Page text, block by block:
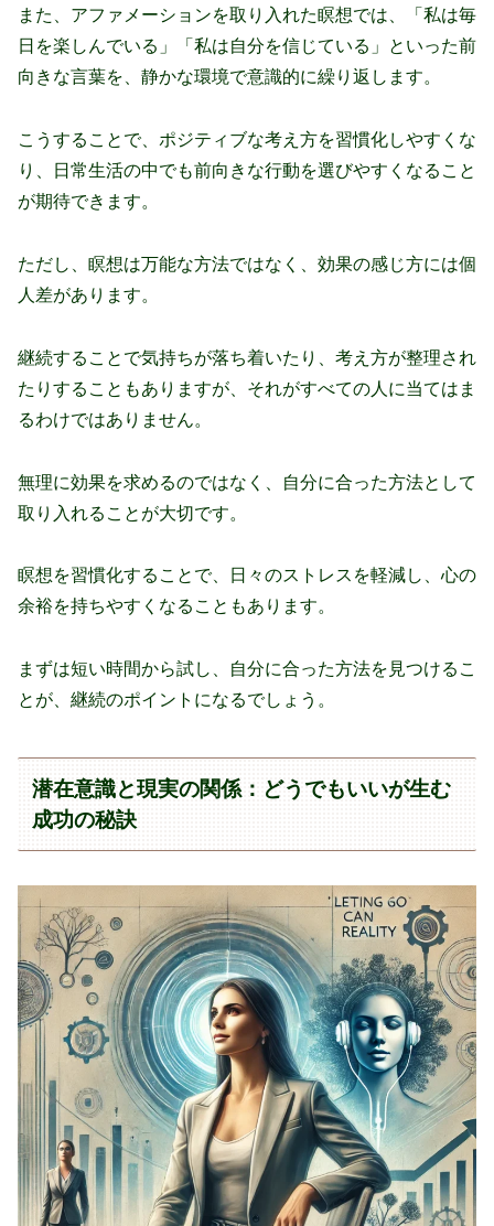
また、アファメーションを取り入れた瞑想では、「私は毎
日を楽しんでいる」「私は自分を信じている」といった前
向きな言葉を、静かな環境で意識的に繰り返します。
こうすることで、ポジティブな考え方を習慣化しやすくな
り、日常生活の中でも前向きな行動を選びやすくなること
が期待できます。
ただし、瞑想は万能な方法ではなく、効果の感じ方には個
人差があります。
継続することで気持ちが落ち着いたり、考え方が整理され
たりすることもありますが、それがすべての人に当てはま
るわけではありません。
無理に効果を求めるのではなく、自分に合った方法として
取り入れることが大切です。
瞑想を習慣化することで、日々のストレスを軽減し、心の
余裕を持ちやすくなることもあります。
まずは短い時間から試し、自分に合った方法を見つけるこ
とが、継続のポイントになるでしょう。
潜在意識と現実の関係：どうでもいいが生む
成功の秘訣